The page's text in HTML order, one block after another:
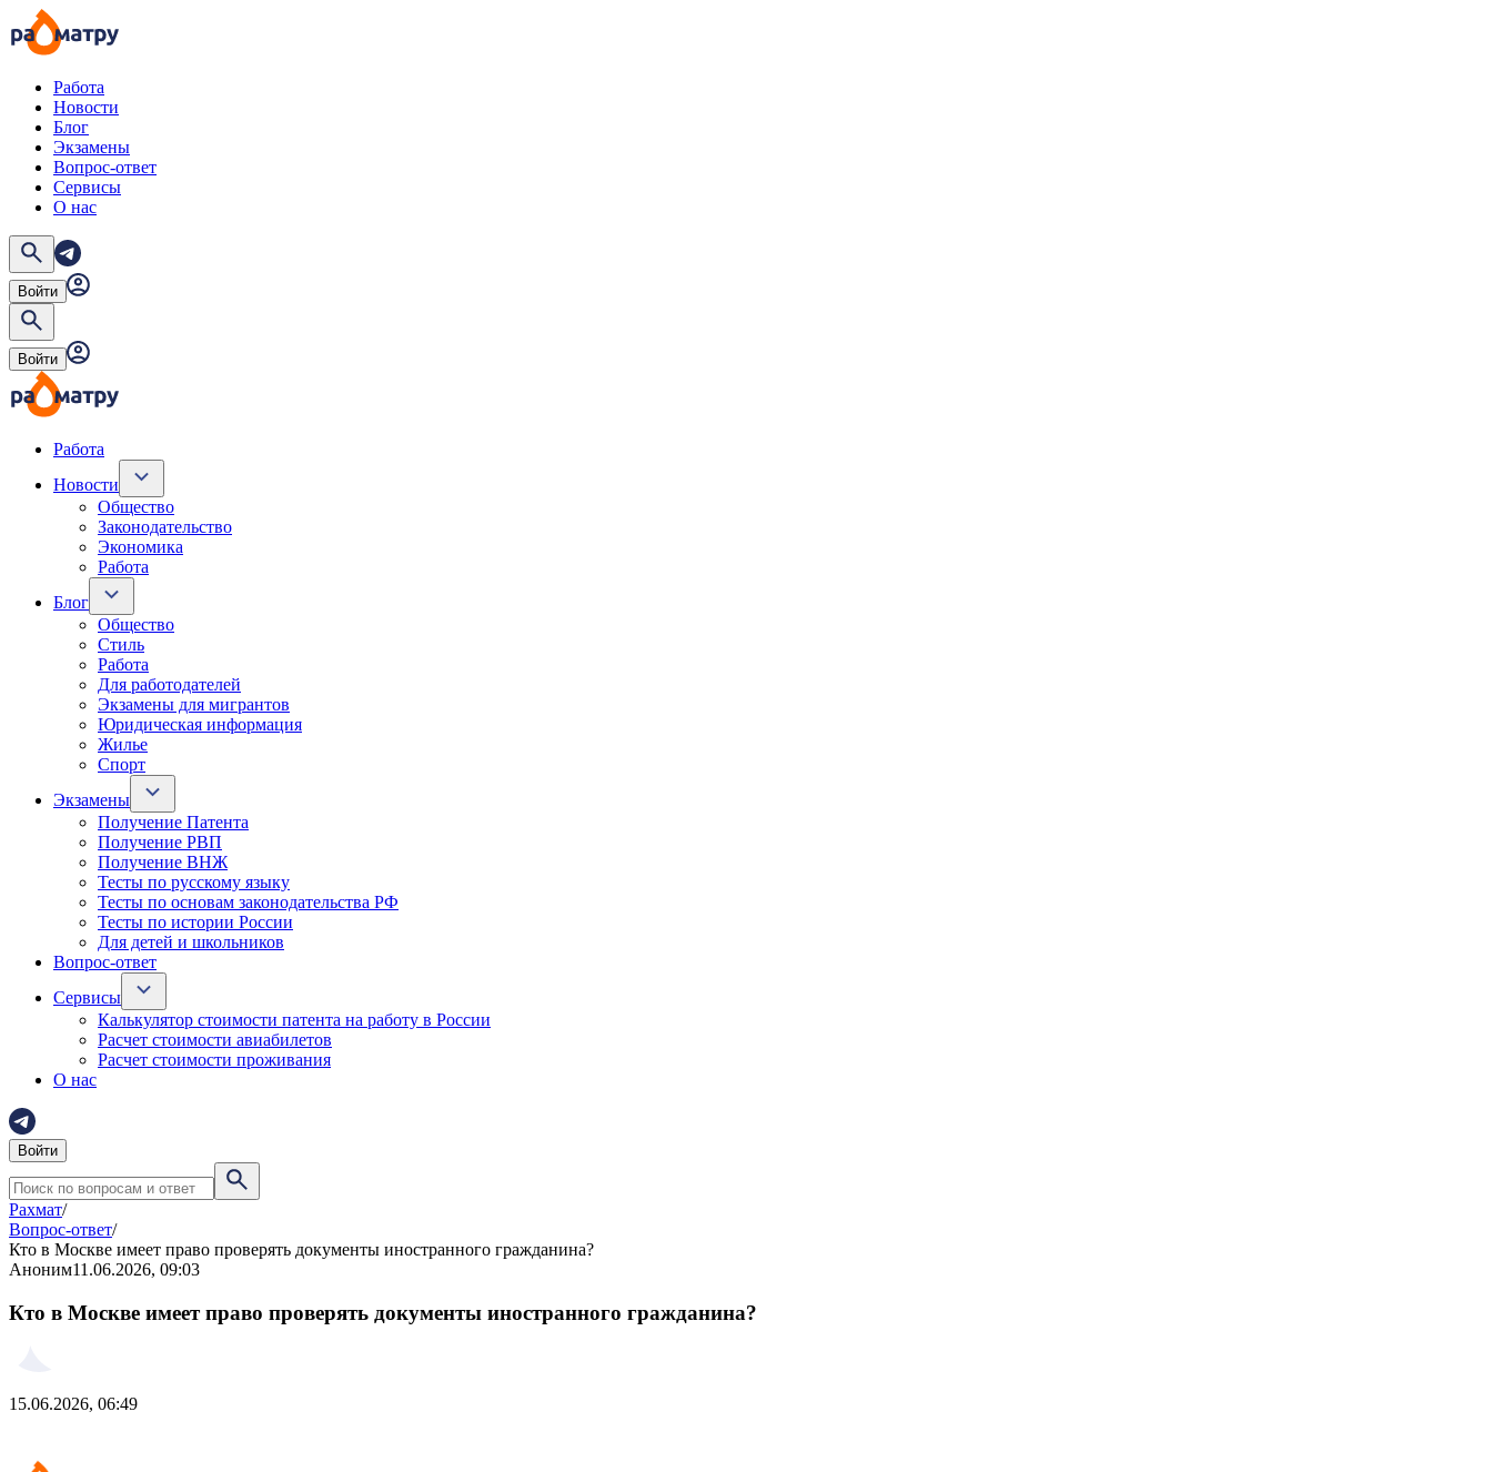
Работа
Новости
Блог
Экзамены
Вопрос-ответ
Сервисы
О нас
Войти
Войти
Работа
Новости
Общество
Законодательство
Экономика
Работа
Блог
Общество
Стиль
Работа
Для работодателей
Экзамены для мигрантов
Юридическая информация
Жилье
Спорт
Экзамены
Получение Патента
Получение РВП
Получение ВНЖ
Тесты по русскому языку
Тесты по основам законодательства РФ
Тесты по истории России
Для детей и школьников
Вопрос-ответ
Сервисы
Калькулятор стоимости патента на работу в России
Расчет стоимости авиабилетов
Расчет стоимости проживания
О нас
Войти
Рахмат/
Вопрос-ответ/
Кто в Москве имеет право проверять документы иностранного гражданина?
Аноним11.06.2026, 09:03
Кто в Москве имеет право проверять документы иностранного гражданина?
15.06.2026, 06:49